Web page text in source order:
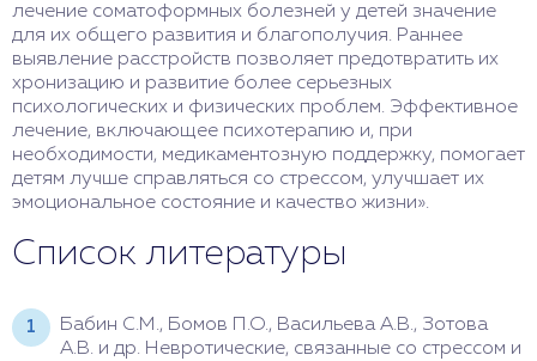
лечение соматоформных болезней у детей значение
для их общего развития и благополучия. Раннее
выявление расстройств позволяет предотвратить их
хронизацию и развитие более серьезных
психологических и физических проблем. Эффективное
лечение, включающее психотерапию и, при
необходимости, медикаментозную поддержку, помогает
детям лучше справляться со стрессом, улучшает их
эмоциональное состояние и качество жизни».
Список литературы
Бабин С.М., Бомов П.О., Васильева А.В., Зотова
А.В. и др. Невротические, связанные со стрессом и